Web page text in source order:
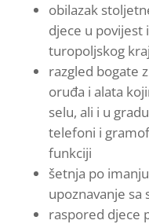
obilazak
djece u povijest
turopoljskog
razgled bogate
oruđa i alata
selu, ali i u
telefoni i
funkciji
šetnja po
upoznavanje sa
raspored djece